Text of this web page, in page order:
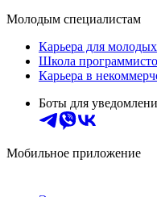
Молодым специалистам
Карьера для
Школа
Карьера в
Боты для
Мобильное приложение